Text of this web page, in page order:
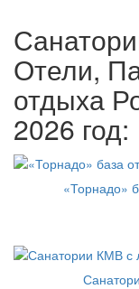
Отели,
отдыха
2026 год:
«Торнадо»